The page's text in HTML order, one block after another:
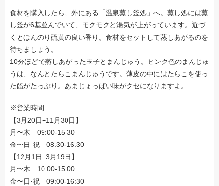
食材を購入したら、外にある「温泉蒸し釜処」へ。蒸し処には蒸
し釜が6基並んでいて、モクモクと湯気が上がっています。近づ
くとほんのり硫黄の良い香り。食材をセットして蒸しあがるのを
待ちましょう。
10分ほどで蒸しあがった玉子とまんじゅう。ピンク色のまんじゅ
うは、なんとたらこまんじゅうです。薄皮の中にはたらこを使っ
た餡がたっぷり。あまじょっぱい味がクセになりますよ。
※営業時間
【3月20日−11月30日】
月〜木 09:00-15:30
金〜日·祝 08:30-16:30
【12月1日−3月19日】
月〜木 10:00-15:00
金〜日·祝 09:00-16:30